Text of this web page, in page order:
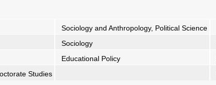
Sociology and Anthropology, Political Science
Sociology
Educational Policy
Studies